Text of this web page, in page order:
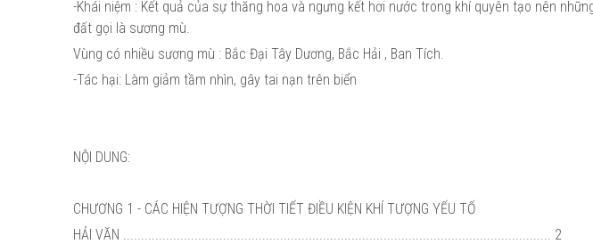
-Khái niệm : Kết quả của sự thăng hoa và ngưng kết hơi nước trong khí quyên tạo nên
đất gọi là sương mù.
Vùng có nhiều sương mù : Bắc Đại Tây Dương, Bắc Hải , Ban Tích.
-Tác hại: Làm giảm tầm nhìn, gây tai nạn trên biển
NỘI DUNG:
CHƯƠNG 1 - CÁC HIỆN TƯỢNG THỜI TIẾT ĐIỀU KIỆN KHÍ TƯỢNG YẾU TỐ
HẢI VĂN ........................................................................................................................ 2